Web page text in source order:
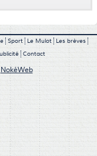
Sport Le Mulot
Les brèves
Contact
NokéWeb